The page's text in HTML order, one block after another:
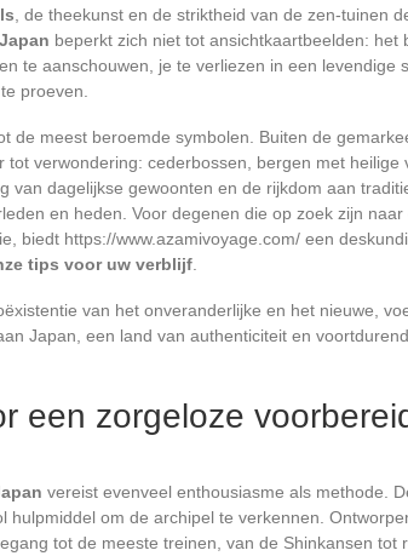
, de theekunst en de striktheid van de zen-tuinen
beperkt zich niet tot ansichtkaartbeelden: het
te aanschouwen, je te verliezen in een levendige
proeven.
de meest beroemde symbolen. Buiten de
verwondering: cederbossen, bergen met heilige
van dagelijkse gewoonten en de rijkdom aan
en heden. Voor degenen die op zoek zijn naar
biedt https://www.azamivoyage.com/ een
tips voor uw verblijf
van het onveranderlijke en het nieuwe,
Japan, een land van authenticiteit en
een zorgeloze
vereist evenveel enthousiasme als methode.
hulpmiddel om de archipel te verkennen.
tot de meeste treinen, van de Shinkansen tot